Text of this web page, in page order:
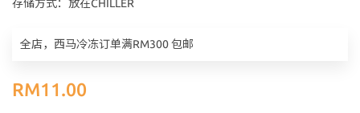
存储方式：放在CHILLER
全店，西马冷冻订单满RM300 包邮
RM11.00